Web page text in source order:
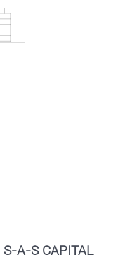
S-A-S CAPITAL